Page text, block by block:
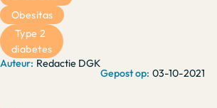
Redactie DGK
03-10-2021
Obesitas
Type 2
diabetes